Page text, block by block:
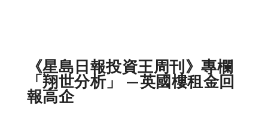
《星島日報投資王周刊》專欄
「翔世分析」 —英國樓租金回
報高企